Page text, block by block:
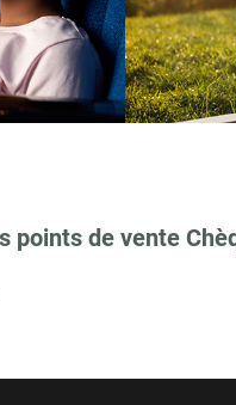
points de vente